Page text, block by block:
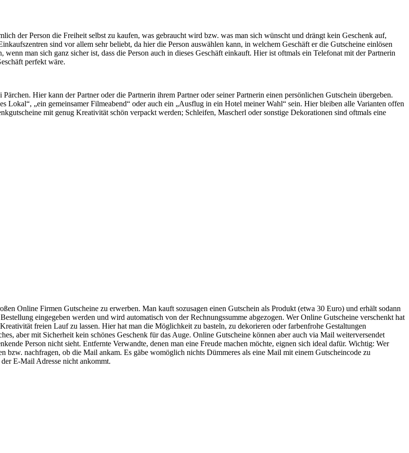
der Person die Freiheit selbst zu kaufen, was gebraucht wird bzw. was man sich wünscht und drängt kein Geschenk auf,
sind vor allem sehr beliebt, da hier die Person auswählen kann, in welchem Geschäft er die Gutscheine einlösen
man sich ganz sicher ist, dass die Person auch in dieses Geschäft einkauft. Hier ist oftmals ein Telefonat mit der Partnerin
perfekt wäre.
Hier kann der Partner oder die Partnerin ihrem Partner oder seiner Partnerin einen persönlichen Gutschein übergeben.
Lokal“, „ein gemeinsamer Filmeabend“ oder auch ein „Ausflug in ein Hotel meiner Wahl“ sein. Hier bleiben alle Varianten offen
mit genug Kreativität schön verpackt werden; Schleifen, Mascherl oder sonstige Dekorationen sind oftmals eine
Online Firmen Gutscheine zu erwerben. Man kauft sozusagen einen Gutschein als Produkt (etwa 30 Euro) und erhält sodann
eingegeben werden und wird automatisch von der Rechnungssumme abgezogen. Wer Online Gutscheine verschenkt hat
freien Lauf zu lassen. Hier hat man die Möglichkeit zu basteln, zu dekorieren oder farbenfrohe Gestaltungen
aber mit Sicherheit kein schönes Geschenk für das Auge. Online Gutscheine können aber auch via Mail weiterversendet
Person nicht sieht. Entfernte Verwandte, denen man eine Freude machen möchte, eignen sich ideal dafür. Wichtig: Wer
bzw. nachfragen, ob die Mail ankam. Es gäbe womöglich nichts Dümmeres als eine Mail mit einem Gutscheincode zu
E-Mail Adresse nicht ankommt.